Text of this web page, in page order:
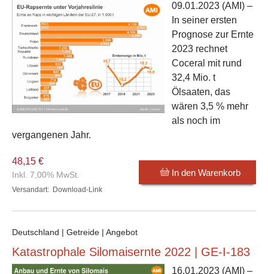
09.01.2023 (AMI) –
In seiner ersten
Prognose zur Ernte
2023 rechnet
Coceral mit rund
32,4 Mio. t
Ölsaaten, das
wären 3,5 % mehr
als noch im
vergangenen Jahr.
48,15 €
Inkl. 7,00% MwSt.
Versandart: Download-Link
In den Warenkorb
Deutschland | Getreide | Angebot
Katastrophale Silomaisernte 2022 | GE-I-183
16.01.2023 (AMI) –